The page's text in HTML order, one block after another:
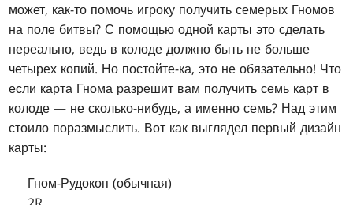
может, как-то помочь игроку получить семерых Гномов
на поле битвы? С помощью одной карты это сделать
нереально, ведь в колоде должно быть не больше
четырех копий. Но постойте-ка, это не обязательно! Что
если карта Гнома разрешит вам получить семь карт в
колоде — не сколько-нибудь, а именно семь? Над этим
стоило поразмыслить. Вот как выглядел первый дизайн
карты:
Гном-Рудокоп (обычная)